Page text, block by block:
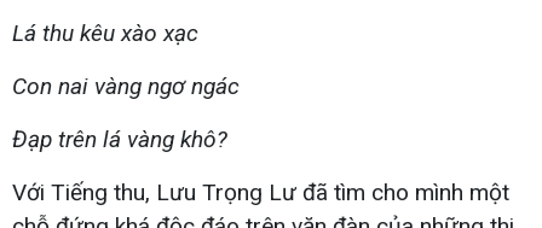
Lá thu kêu xào xạc
Con nai vàng ngơ ngác
Đạp trên lá vàng khô?
Với Tiếng thu, Lưu Trọng Lư đã tìm cho mình một